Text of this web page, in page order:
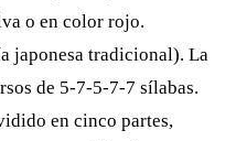
o en color rojo.
japonesa tradicional). La
de 5-7-5-7-7 sílabas.
en cinco partes,